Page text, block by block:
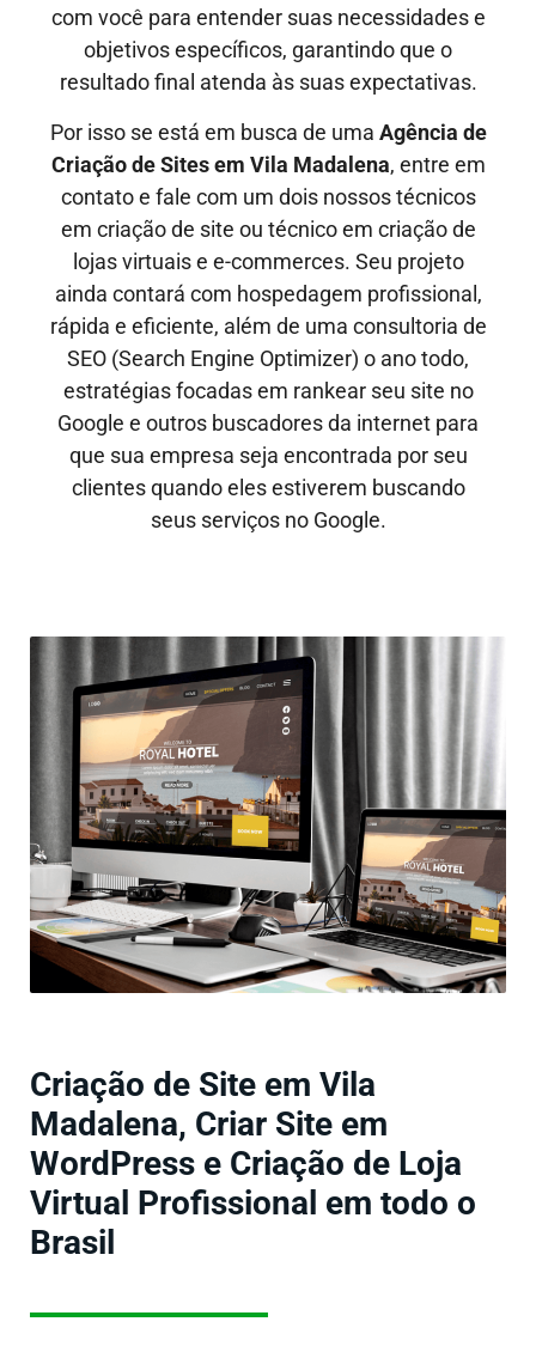
com você para entender suas necessidades e
objetivos específicos, garantindo que o
resultado final atenda às suas expectativas.
Por isso se está em busca de uma Agência de
Criação de Sites em Vila Madalena, entre em
contato e fale com um dois nossos técnicos
em criação de site ou técnico em criação de
lojas virtuais e e-commerces. Seu projeto
ainda contará com hospedagem profissional,
rápida e eficiente, além de uma consultoria de
SEO (Search Engine Optimizer) o ano todo,
estratégias focadas em rankear seu site no
Google e outros buscadores da internet para
que sua empresa seja encontrada por seu
clientes quando eles estiverem buscando
seus serviços no Google.
Criação de Site em Vila
Madalena, Criar Site em
WordPress e Criação de Loja
Virtual Profissional em todo o
Brasil